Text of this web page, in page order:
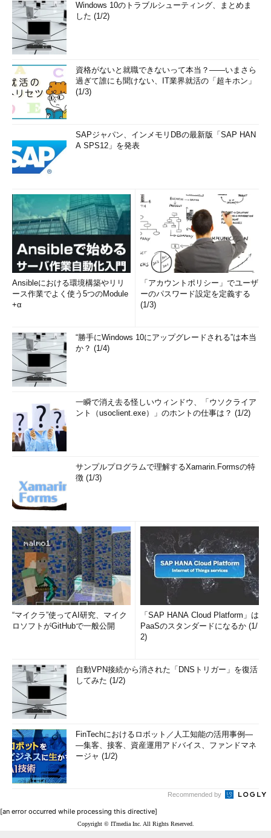
Windows 10のトラブルシューティング、まとめま
した (1/2)
資格がないと就職できないって本当？――いまさら
過ぎて誰にも聞けない、IT業界就活の「超キホン」
(1/3)
SAPジャパン、インメモリDBの最新版「SAP HAN
A SPS12」を発表
Ansibleにおける環境構築やリリ
ース作業でよく使う5つのModule
+α
「アカウントポリシー」でユーザ
ーのパスワード設定を定義する
(1/3)
“勝手にWindows 10にアップグレードされる”は本当
か？ (1/4)
一瞬で消え去る怪しいウィンドウ、「ウソクライア
ント（usoclient.exe）」のホントの仕事は？ (1/2)
サンプルプログラムで理解するXamarin.Formsの特
徴 (1/3)
“マイクラ”使ってAI研究、マイク
ロソフトがGitHubで一般公開
「SAP HANA Cloud Platform」は
PaaSのスタンダードになるか (1/
2)
自動VPN接続から消された「DNSトリガー」を復活
してみた (1/2)
FinTechにおけるロボット／人工知能の活用事例―
―集客、接客、資産運用アドバイス、ファンドマネ
ージャ (1/2)
Recommended by
[an error occurred while processing this directive]
Copyright © ITmedia Inc. All Rights Reserved.